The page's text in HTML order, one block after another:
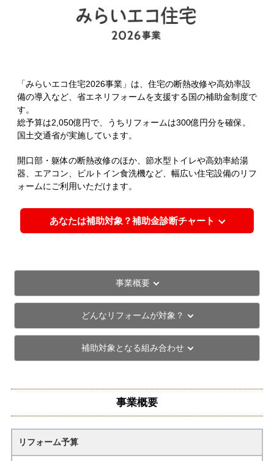
「みらいエコ住宅2026事業」は、住宅の断熱改修や高効率設
備の導入など、省エネリフォームを支援する国の補助金制度で
す。
総予算は2,050億円で、うちリフォームは300億円分を確保。
国土交通省が実施しています。
開口部・躯体の断熱改修のほか、節水型トイレや高効率給湯
器、エアコン、ビルトイン食洗機など、幅広い住宅設備のリフ
ォームにご利用いただけます。
あなたは補助対象？補助金診断チャート
事業概要
どんなリフォームが対象？
補助対象となる組み合わせ
事業概要
リフォーム予算